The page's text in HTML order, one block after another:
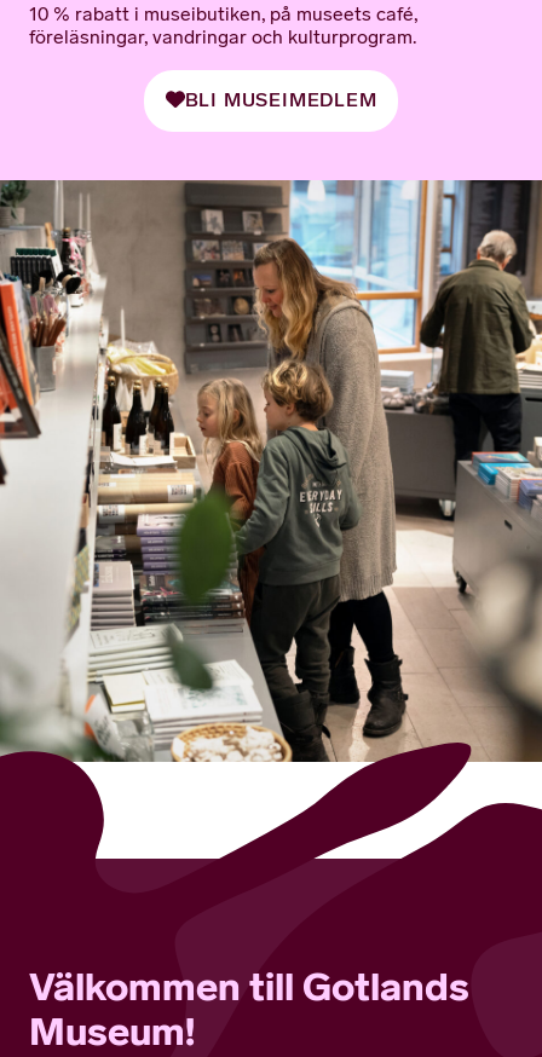
10 % rabatt i museibutiken, på museets café,
föreläsningar, vandringar och kulturprogram.
BLI MUSEIMEDLEM
Välkommen till Gotlands
Museum!